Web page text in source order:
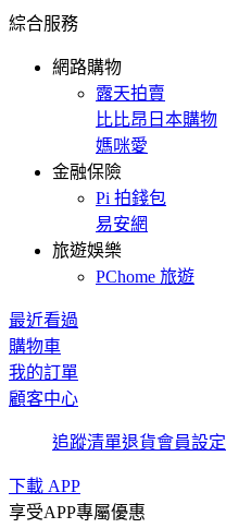
綜合服務
網路購物
露天拍賣
比比昂日本購物
媽咪愛
金融保險
Pi 拍錢包
易安網
旅遊娛樂
PChome 旅遊
最近看過
購物車
我的訂單
顧客中心
追蹤清單退貨會員設定
下載 APP
享受APP專屬優惠